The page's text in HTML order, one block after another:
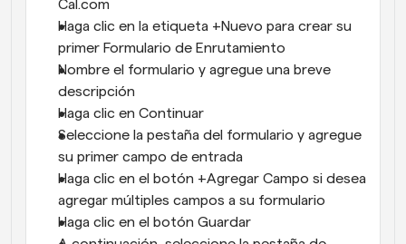
Cal.com
Haga clic en la etiqueta +Nuevo para crear su
primer Formulario de Enrutamiento
Nombre el formulario y agregue una breve
descripción
Haga clic en Continuar
Seleccione la pestaña del formulario y agregue
su primer campo de entrada
Haga clic en el botón +Agregar Campo si desea
agregar múltiples campos a su formulario
Haga clic en el botón Guardar